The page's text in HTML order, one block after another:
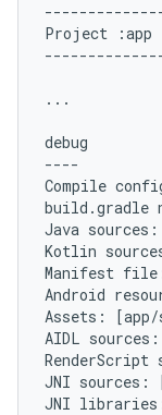
Project :app
...
debug
----
Compile
build.gradle
Java
Kotlin
Manifest file:
Android
Assets: [app/
AIDL
RenderScript
JNI sources:
JNI